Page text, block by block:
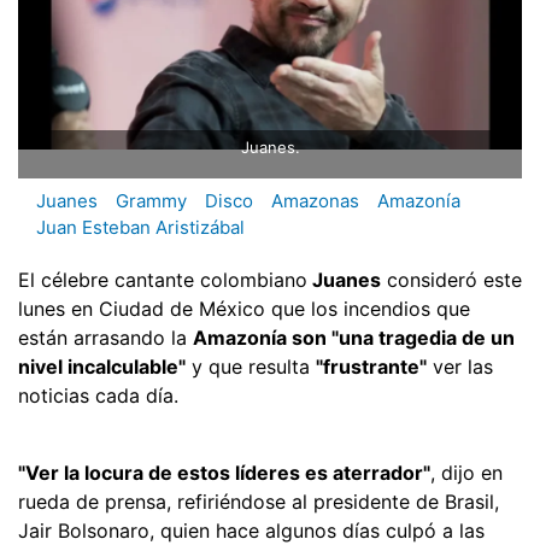
Juanes.
Juanes Grammy Disco Amazonas
Amazonía
Juan Esteban Aristizábal
El célebre cantante colombiano Juanes consideró este
lunes en Ciudad de México que los incendios que
están arrasando la Amazonía son "una tragedia de un
nivel incalculable" y que resulta "frustrante" ver las
noticias cada día.
"Ver la locura de estos líderes es aterrador", dijo en
rueda de prensa, refiriéndose al presidente de Brasil,
Jair Bolsonaro, quien hace algunos días culpó a las